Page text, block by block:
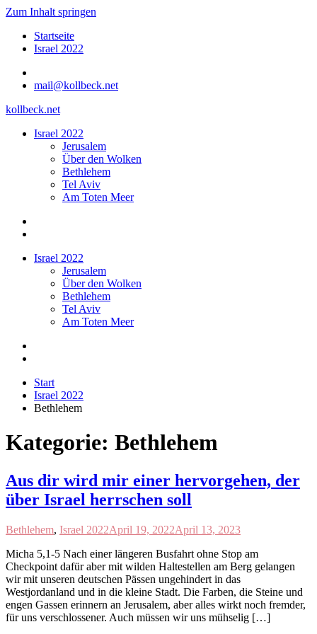
Zum Inhalt springen
Startseite
Israel 2022
mail@kollbeck.net
kollbeck.net
Israel 2022
Jerusalem
Über den Wolken
Bethlehem
Tel Aviv
Am Toten Meer
Israel 2022
Jerusalem
Über den Wolken
Bethlehem
Tel Aviv
Am Toten Meer
Start
Israel 2022
Bethlehem
Kategorie: Bethlehem
Aus dir wird mir einer hervorgehen, der
über Israel herrschen soll
Bethlehem, Israel 2022April 19, 2022April 13, 2023
Micha 5,1-5 Nach einer längeren Busfahrt ohne Stop am
Checkpoint dafür aber mit wilden Haltestellen am Berg gelangen
wir mit unseren deutschen Pässen ungehindert in das
Westjordanland und in die kleine Stadt. Die Farben, die Steine und
engen Gassen erinnern an Jerusalem, aber alles wirkt noch fremder,
für uns verschlossener. Auch müssen wir uns mühselig […]